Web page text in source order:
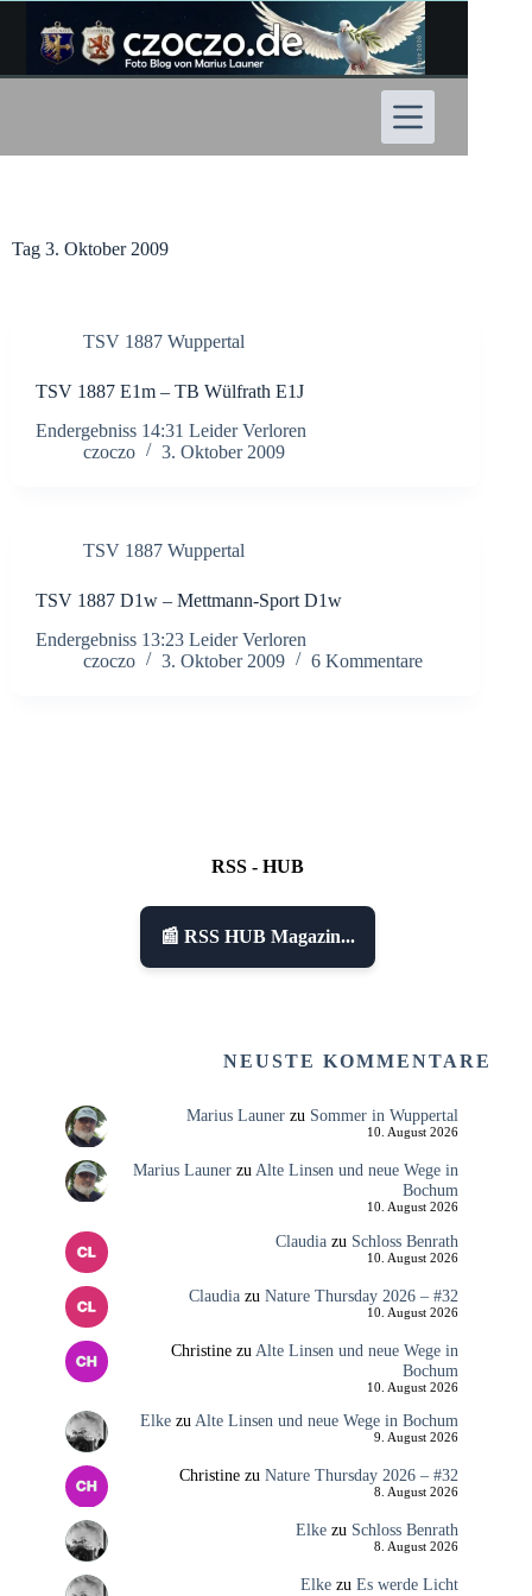
Inhalt
springen
Tag 3. Oktober 2009
TSV 1887 Wuppertal
TSV 1887 E1m – TB Wülfrath E1J
Endergebniss 14:31 Leider Verloren
czoczo
3. Oktober 2009
TSV 1887 Wuppertal
TSV 1887 D1w – Mettmann-Sport D1w
Endergebniss 13:23 Leider Verloren
czoczo
3. Oktober 2009 6 Kommentare
RSS - HUB
📰 RSS HUB Magazin...
NEUSTE KOMMENTARE
Marius Launerzu Sommer in Wuppertal
10. August 2026
Marius LaunerzuAlte Linsen und neue Wege in
Bochum
10. August 2026
Claudiazu Schloss Benrath
10. August 2026
Claudiazu Nature Thursday 2026 – #32
10. August 2026
Christinezu Alte Linsen und neue Wege in
Bochum
10. August 2026
Elkezu Alte Linsen und neue Wege in Bochum
9. August 2026
Christinezu Nature Thursday 2026 – #32
8. August 2026
Elkezu Schloss Benrath
8. August 2026
Elkezu Es werde Licht